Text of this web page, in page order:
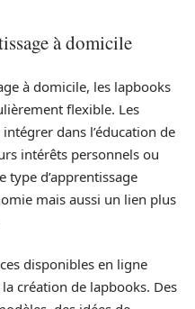
à domicile
à domicile, les lapbooks
flexible. Les
dans l’éducation de
intérêts personnels ou
type d’apprentissage
mais aussi un lien plus
disponibles en ligne
création de lapbooks. Des